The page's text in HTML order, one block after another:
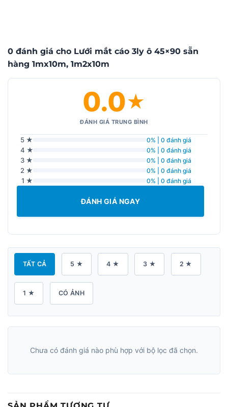
0 đánh giá cho Lưới mắt cáo 3ly ô 45×90 sẵn
hàng 1mx10m, 1m2x10m
0.0★
ĐÁNH GIÁ TRUNG BÌNH
5 ★ 0% | 0 đánh giá
4 ★ 0% | 0 đánh giá
3 ★ 0% | 0 đánh giá
2 ★ 0% | 0 đánh giá
1 ★ 0% | 0 đánh giá
ĐÁNH GIÁ NGAY
TẤT CẢ 5 ★ 4 ★ 3 ★ 2 ★
1 ★ CÓ ẢNH
Chưa có đánh giá nào phù hợp với bộ lọc đã chọn.